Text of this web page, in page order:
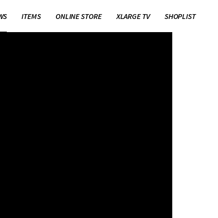
ITEMS ONLINE STORE XLARGE TV SHOPLIST